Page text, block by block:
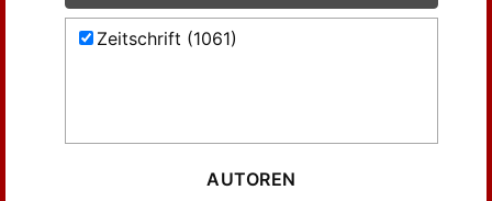
Abhandlungen über Preussens
Kommunalwesen und denkwürdige
Acta mathematica Universitatis
Zeitschrift (1061)
AUTOREN